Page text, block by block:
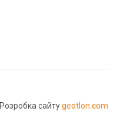
Розробка сайтуgeotlon.com